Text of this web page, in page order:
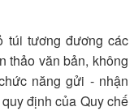
túi tương đương các
thảo văn bản, không
năng gửi - nhận
định của Quy chế